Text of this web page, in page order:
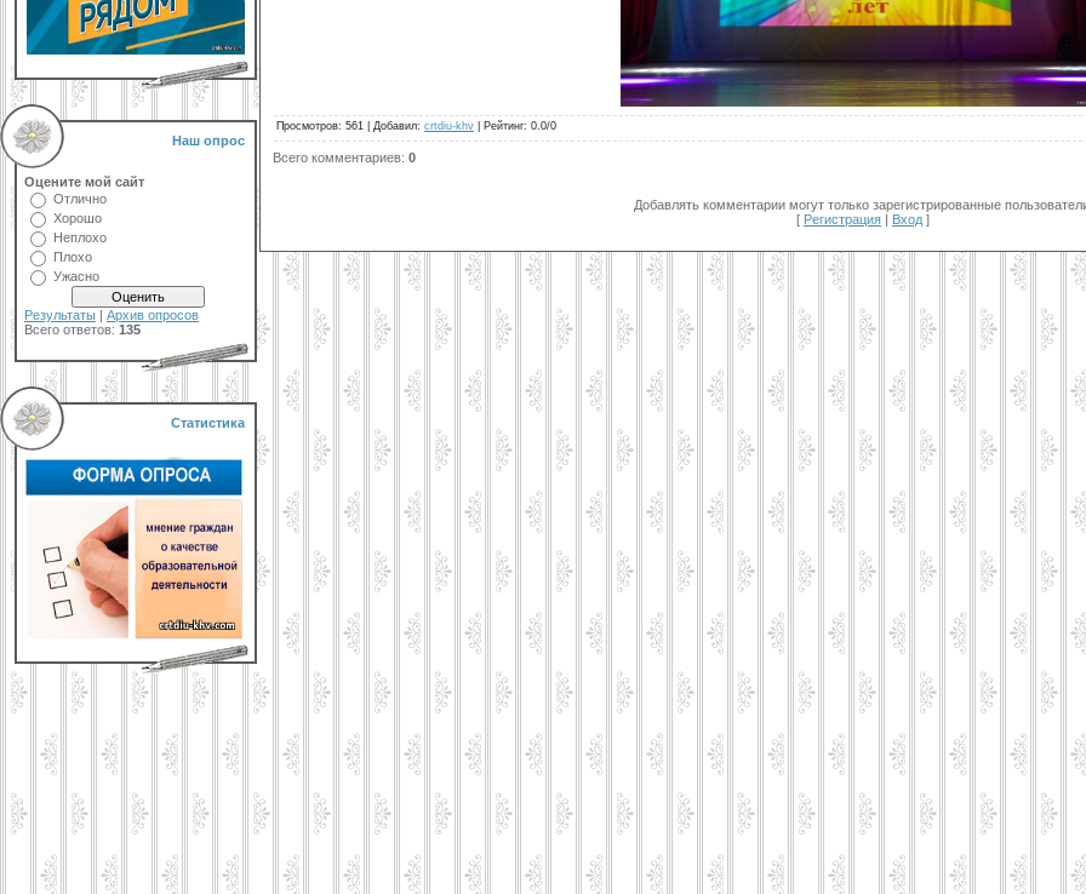
Наш опрос
Оцените мой сайт
Отлично
Хорошо
Неплохо
Плохо
Ужасно
Результаты | Архив опросов
Всего ответов: 135
Статистика
Просмотров: 561 Добавил: crtdiu-khv Рейтинг: 0.0/0
Всего комментариев: 0
Добавлять комментарии могут только зарегистрированные
[ Регистрация | Вход ]